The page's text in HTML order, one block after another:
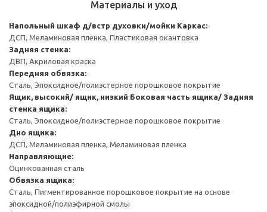
Материалы и уход
Напольный шкаф д/встр духовки/мойки Каркас:
ДСП, Меламиновая пленка, Пластиковая окантовка
Задняя стенка:
ДВП, Акриловая краска
Передняя обвязка:
Сталь, Эпоксидное/полиэстерное порошковое покрытие
Ящик, высокий/ ящик, низкий Боковая часть ящика/ Задняя
стенка ящика:
Сталь, Эпоксидное/полиэстерное порошковое покрытие
Дно ящика:
ДСП, Меламиновая пленка, Меламиновая пленка
Направляющие:
Оцинкованная сталь
Обвязка ящика:
Сталь, Пигментированное порошковое покрытие на основе
эпоксидной/полиэфирной смолы